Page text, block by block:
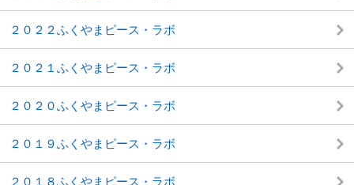
２０２２ふくやまピース・ラボ
２０２１ふくやまピース・ラボ
２０２０ふくやまピース・ラボ
２０１９ふくやまピース・ラボ
２０１８ふくやまピース・ラボ